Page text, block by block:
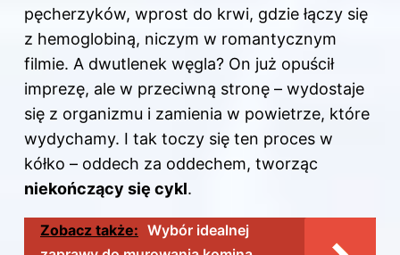
pęcherzyków, wprost do krwi, gdzie łączy się
z hemoglobiną, niczym w romantycznym
filmie. A dwutlenek węgla? On już opuścił
imprezę, ale w przeciwną stronę – wydostaje
się z organizmu i zamienia w powietrze, które
wydychamy. I tak toczy się ten proces w
kółko – oddech za oddechem, tworząc
niekończący się cykl.
Zobacz także: Wybór idealnej